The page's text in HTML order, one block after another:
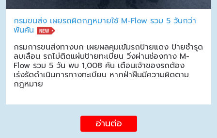
กรมขนส่ง เผยรถผิดกฎหมายใช้ M-Flow รวม 5 วันกว่า
พันคัน
กรมการขนส่งทางบก เผยผลคุมเข้มรถป้ายแดง ป้ายชำรุด
ลบเลือน รถไม่ติดแผ่นป้ายทะเบียน วิ่งผ่านช่องทาง M-
Flow รวม 5 วัน พบ 1,008 คัน เตือนเจ้าของรถต้อง
เร่งรัดดำเนินการทางทะเบียน หากฝ่าฝืนมีความผิดตาม
กฎหมาย
อ่านต่อ